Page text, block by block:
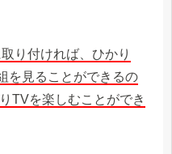
り付ければ、ひかり
を見ることができるの
TVを楽しむことができ